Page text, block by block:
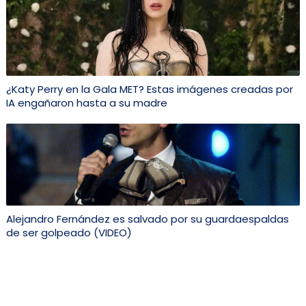
¿Katy Perry en la Gala MET? Estas imágenes creadas por
IA engañaron hasta a su madre
Alejandro Fernández es salvado por su guardaespaldas
de ser golpeado (VIDEO)